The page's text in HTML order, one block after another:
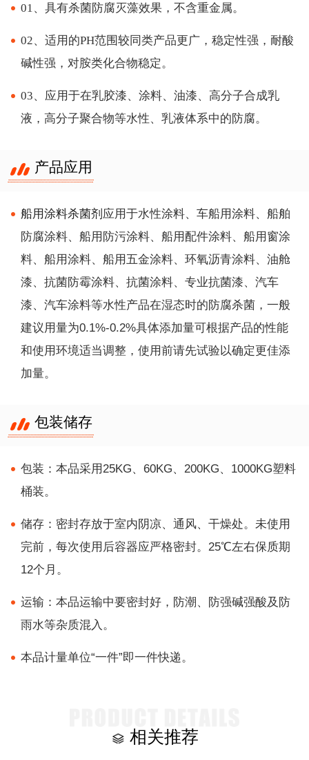
01、具有杀菌防腐灭藻效果，不含重金属。
02、适用的PH范围较同类产品更广，稳定性强，耐酸
碱性强，对胺类化合物稳定。
03、应用于在乳胶漆、涂料、油漆、高分子合成乳
液，高分子聚合物等水性、乳液体系中的防腐。
产品应用
船用涂料杀菌剂 应用于水性涂料、车船用涂料、船舶
防腐涂料、船用防污涂料、船用配件涂料、船用窗涂
料、船用涂料、船用五金涂料、 环氧沥青涂料、油舱
漆、抗菌防霉涂料、抗菌涂料、专业抗菌漆、汽车
漆、汽车涂料等水性产品在湿态时的防腐杀菌， 一般
建议用量为0.1%-0.2%具体添加量可根据产品的性能
和使用环境适当调整，使用前请先试验以确定更佳添
加量。
包装储存
包装：本品采用25KG、60KG、200KG、1000KG塑料
桶装。
储存：密封存放于室内阴凉、通风、干燥处。未使用
完前，每次使用后容器应严格密封。25℃左右保质期
12个月。
运输：本品运输中要密封好，防潮、防强碱强酸及防
雨水等杂质混入。
本品计量单位“一件”即一件快递。
相关推荐